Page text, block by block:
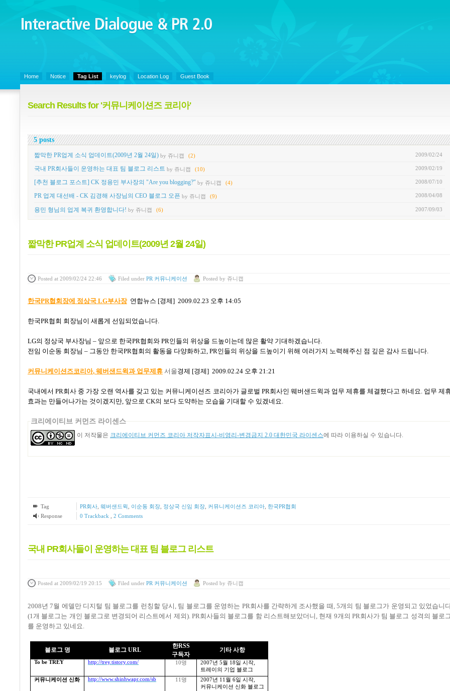
Interactive Dialogue &
PR 2.0
Home Notice Tag List keylog Location Log Guest Book
Search Results for '커뮤니케이션즈 코리아'
5 posts
2009/02/24
짧막한 PR업계 소식 업데이트(2009년 2월 24일) by 쥬니캡 (2)
2009/02/19
국내 PR회사들이 운영하는 대표 팀 블로그 리스트 by 쥬니캡 (10)
2008/07/10
[추천 블로그 포스트] CK 정용민 부사장의 "Are you blogging?" by 쥬니캡 (4)
2008/04/08
PR 업계 대선배 - CK 김경해 사장님의 CEO 블로그 오픈 by 쥬니캡 (9)
2007/09/03
용민 형님의 업계 복귀 환영합니다! by 쥬니캡 (6)
짧막한 PR업계 소식 업데이트(2009년 2월 24일)
Posted at 2009/02/24 22:46 Filed under PR 커뮤니케이션 Posted by 쥬니캡
한국PR협회장에 정상국 LG부사장 연합뉴스 [경제] 2009.02.23 오후 14:05
한국PR협회 회장님이 새롭게 선임되었습니다.
LG의 정상국 부사장님 – 앞으로 한국PR협회와 PR인들의 위상을 드높이는데 많은 활약 기대하겠습니다.
전임 이순동 회장님 – 그동안 한국PR협회의 활동을 다양화하고, PR인들의 위상을 드높이기 위해 여러가지 노력해주신 점 깊은 감사 드립니다.
커뮤니케이션즈코리아, 웨버샌드윅과 업무제휴 서울경제 [경제] 2009.02.24 오후 21:21
국내에서PR회사 중 가장 오랜 역사를 갖고 있는 커뮤니케이션즈 코리아가 글로벌 PR회사인 웨버샌드윅과 업무 제휴를 체결했다고 하네요. 업무 제
효과는 만들어나가는 것이겠지만, 앞으로 CK의 보다 도약하는 모습을 기대할 수 있겠네요.
크리에이티브 커먼즈 라이센스
이 저작물은 크리에이티브 커먼즈 코리아 저작자표시-비영리-변경금지 2.0 대한민국 라이센스에 따라 이용하실 수 있습니다.
Tag PR회사, 웨버샌드윅 이순동 회장, 정상국 신임 회장, 커뮤니케이션즈 코리아, 한국PR협회
Response
0 Trackback 2 Comments
국내 PR회사들이 운영하는 대표 팀 블로그 리스트
Posted at 2009/02/19 20:15 Filed under PR 커뮤니케이션 Posted by 쥬니캡
2008년 7월 에델만 디지털 팀 블로그를 런칭할 당시 팀 블로그를 운영하는 PR회사를 간략하게 조사했을 때 , 5개의 팀 블로그가 운영되고 있었습니
(1 개 블로그는 개인 블로그로 변경되어 리스트에서 제외). PR회사들의 블로그를 함 리스트해보았더니 현재 9개의 PR회사가 팀 블로그 성격의 블로그
를 운영하고 있네요
블로그 명 블로그URL
한RSS
구독자
기타 사항
To be TREY http://trey.tistory.com/ 10명 2007년 5월 18일 시작
트레이의 기업 블로그
커뮤니케이션 신화
http://www.shinhwapr.com/sb 11 명 2007년 11 월 6일 시작
커뮤니케이션 신화 블로그